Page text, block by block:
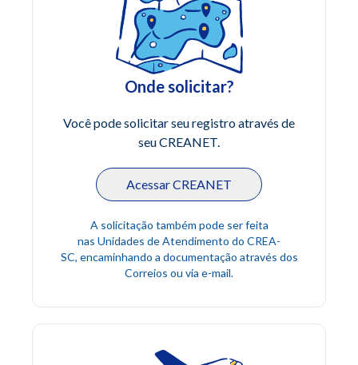
Onde solicitar?
Você pode solicitar seu registro através de
seu CREANET.
Acessar CREANET
A solicitação também pode ser feita
nas Unidades de Atendimento do CREA-
SC, encaminhando a documentação através dos
Correios ou via e-mail.